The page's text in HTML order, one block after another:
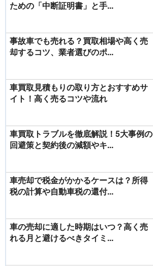
ための「中断証明書」と手...
事故車でも売れる？買取相場や高く売
却するコツ、業者選びのポ...
車買取見積もりの取り方とおすすめサ
イト！高く売るコツや流れ
車買取トラブルを徹底解説！5大事例の
回避策と契約後の減額やキ...
車売却で税金がかかるケースは？所得
税の計算や自動車税の還付...
車の売却に適した時期はいつ？高く売
れる月と避けるべきタイミ...